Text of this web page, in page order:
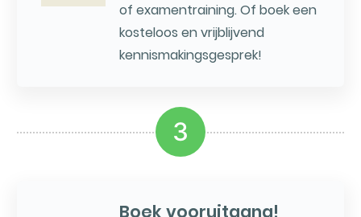
of examentraining. Of boek een
kosteloos en vrijblijvend
kennismakingsgesprek!
3
Boek vooruitgang!